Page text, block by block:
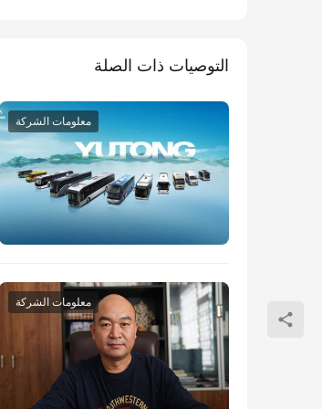
التوصيات ذات الصلة
معلومات الشركة
معلومات الشركة